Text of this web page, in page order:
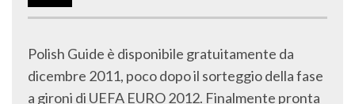
Polish Guide è disponibile gratuitamente da
dicembre 2011, poco dopo il sorteggio della fase
a gironi di UEFA EURO 2012. Finalmente pronta